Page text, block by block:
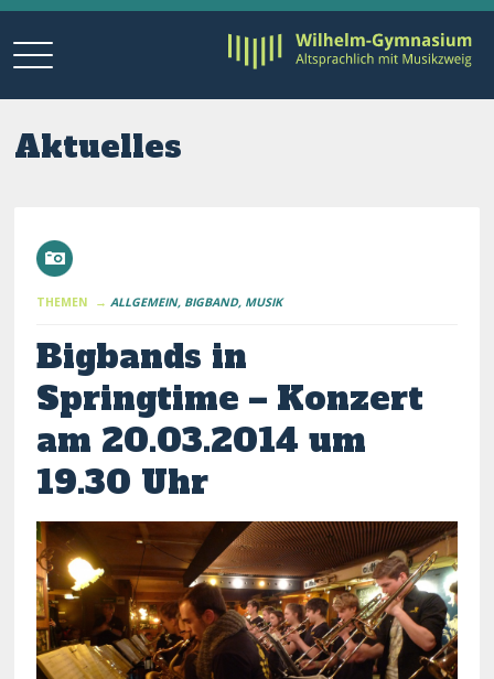
Aktuelles
THEMEN → ALLGEMEIN BIGBAND MUSIK
Bigbands in
Springtime – Konzert
am 20.03.2014 um
19.30 Uhr